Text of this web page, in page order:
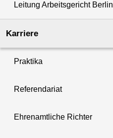
Leitung Arbeitsgericht Berlin
Karriere
Praktika
Referendariat
Ehrenamtliche Richter